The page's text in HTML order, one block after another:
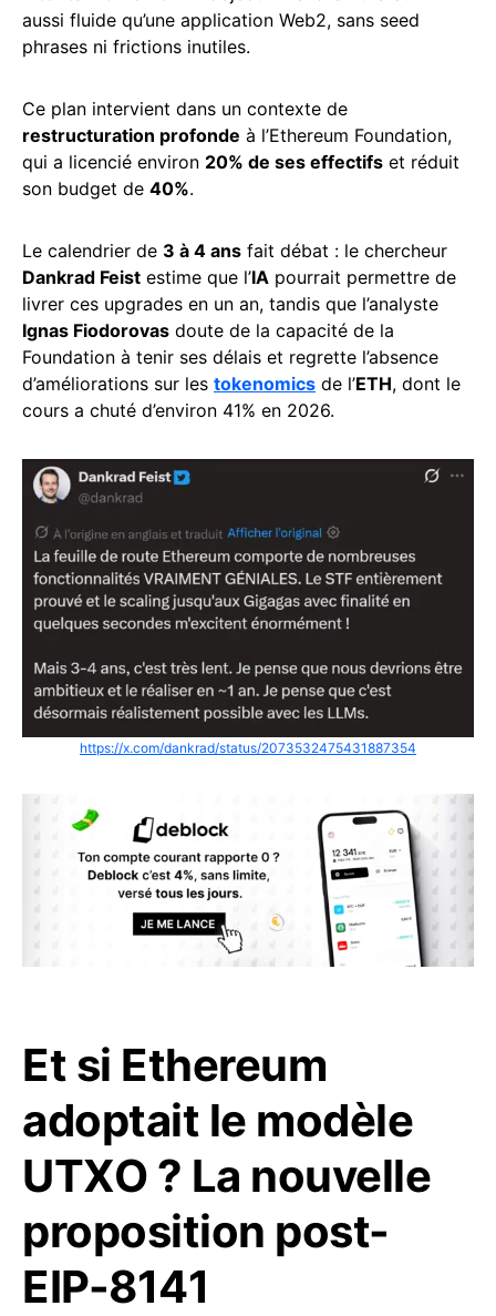
aussi fluide qu’une application Web2, sans seed
phrases ni frictions inutiles.
Ce plan intervient dans un contexte de
restructuration profonde à l’Ethereum Foundation,
qui a licencié environ 20% de ses effectifs et réduit
son budget de 40%.
Le calendrier de 3 à 4 ans fait débat : le chercheur
Dankrad Feist estime que l’IA pourrait permettre de
livrer ces upgrades en un an, tandis que l’analyste
Ignas Fiodorovas doute de la capacité de la
Foundation à tenir ses délais et regrette l’absence
d’améliorations sur les tokenomics de l’ETH, dont le
cours a chuté d’environ 41% en 2026.
https://x.com/dankrad/status/2073532475431887354
Et si Ethereum
adoptait le modèle
UTXO ? La nouvelle
proposition post-
EIP-8141